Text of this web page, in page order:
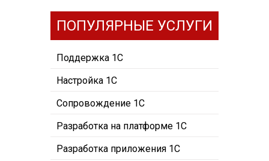
ПОПУЛЯРНЫЕ УСЛУГИ
Поддержка 1С
Настройка 1С
Сопровождение 1С
Разработка на платформе 1С
Разработка приложения 1С